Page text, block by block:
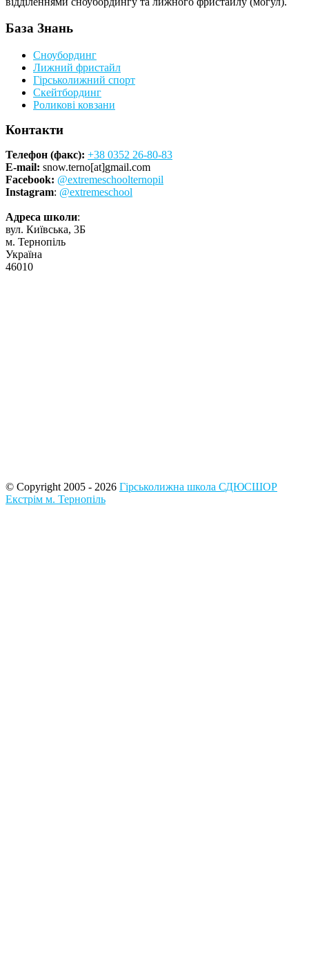
База Знань
Сноубординг
Лижний фристайл
Гірськолижний спорт
Скейтбординг
Роликові ковзани
Контакти
Телефон (факс): +38 0352 26-80-83
E-mail: snow.terno[at]gmail.com
Facebook: @extremeschoolternopil
Instagram: @extremeschool
Адреса школи:
вул. Київська, 3Б
м. Тернопіль
Україна
46010
© Copyright 2005 - 2026 Гірськолижна школа СДЮСШОР
Екстрім м. Тернопіль